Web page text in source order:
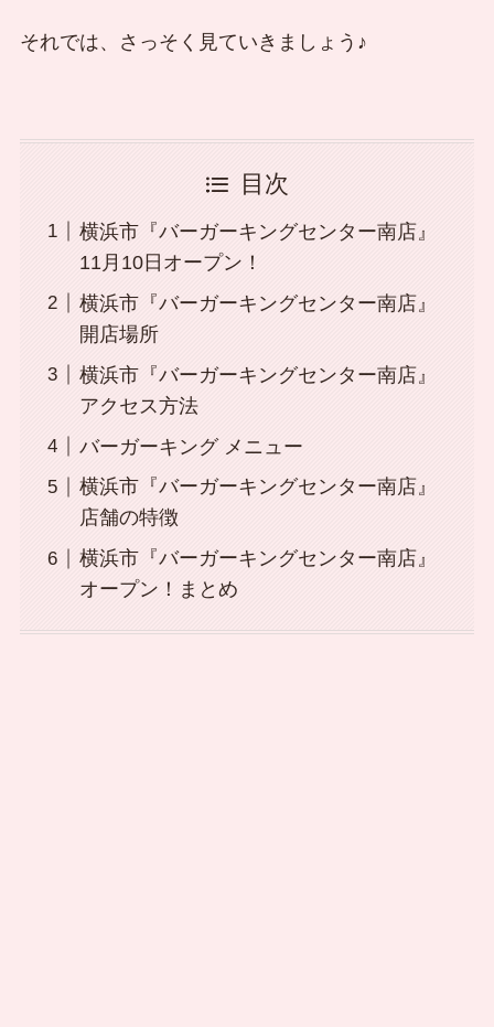
それでは、さっそく見ていきましょう♪
目次
横浜市『バーガーキングセンター南店』
11月10日オープン！
横浜市『バーガーキングセンター南店』
開店場所
横浜市『バーガーキングセンター南店』
アクセス方法
バーガーキング メニュー
横浜市『バーガーキングセンター南店』
店舗の特徴
横浜市『バーガーキングセンター南店』
オープン！まとめ